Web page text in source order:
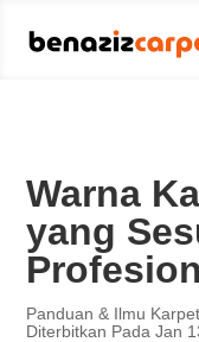
Warna
yang
Panduan & Ilmu Karpet
Diterbitkan Pada Jan